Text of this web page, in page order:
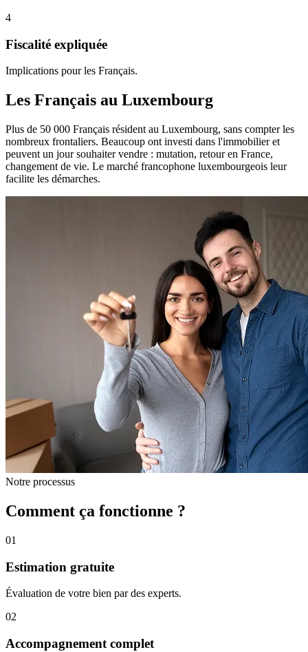
4
Fiscalité expliquée
Implications pour les Français.
Les Français au Luxembourg
Plus de 50 000 Français résident au Luxembourg, sans compter les
nombreux frontaliers. Beaucoup ont investi dans l'immobilier et
peuvent un jour souhaiter vendre : mutation, retour en France,
changement de vie. Le marché francophone luxembourgeois leur
facilite les démarches.
Notre processus
Comment ça fonctionne ?
01
Estimation gratuite
Évaluation de votre bien par des experts.
02
Accompagnement complet